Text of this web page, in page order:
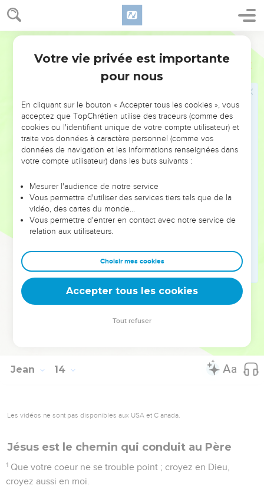
Jean 13
Quand il fut sorti, Jésus dit : Maintenant le Fils de l'homme
est glorifié, et Dieu est glorifié en lui.
Si Dieu est glorifié en lui, Dieu le glorifiera aussi en lui-
Mes petits enfants, je suis encore avec vous pour un peu
de temps ; vous me chercherez, et, comme je l'ai dit aux
Juifs, je vous le dis aussi à vous maintenant : Où je vais, vous
ne pouvez venir.
Je vous donne un commandement nouveau ; c'est que
vous vous aimiez les uns les autres ; que, comme je vous ai
aimés, vous vous aimiez aussi les uns les autres.
disciples, si vous avez de l'amour les uns pour les autres.
Jésus annonce que Pierre le reniera
36
répondit : Où je vais, tu ne peux me suivre maintenant ; mais
tu me suivras dans la suite.
Pierre lui dit : Seigneur, pourquoi ne puis-je pas te suivre
maintenant ? Je donnerai ma vie pour toi.
Jésus lui répondit : Tu donneras ta vie pour moi ! En vérité,
Jean 14
Les vidéos ne sont pas disponibles aux USA et C anada.
Jésus est le chemin qui conduit au Père
1 Que votre coeur ne se trouble point ; croyez en Dieu,
croyez aussi en moi.
Votre vie privée est importante
pour nous
En cliquant sur le bouton « Accepter tous les cookies », vous
acceptez que TopChrétien utilise des traceurs (comme des
cookies ou l'identifiant unique de votre compte utilisateur) et
traite vos données à caractère personnel (comme vos
données de navigation et les informations renseignées dans
votre compte utilisateur) dans les buts suivants :
Mesurer l'audience de notre service
Vous permettre d'utiliser des services tiers tels que de la
vidéo, des cartes du monde…
Vous permettre d'entrer en contact avec notre service de
relation aux utilisateurs.
Choisir mes cookies
Accepter tous les cookies
Tout refuser